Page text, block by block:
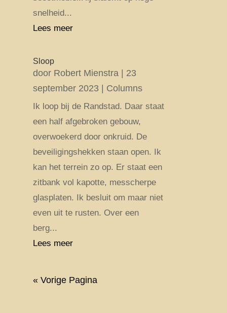
snelheid...
Lees meer
Sloop
door Robert Mienstra | 23
september 2023| Columns
Ik loop bij de Randstad. Daar staat
een half afgebroken gebouw,
overwoekerd door onkruid. De
beveiligingshekken staan open. Ik
kan het terrein zo op. Er staat een
zitbank vol kapotte, messcherpe
glasplaten. Ik besluit om maar niet
even uit te rusten. Over een
berg...
Lees meer
« Vorige Pagina